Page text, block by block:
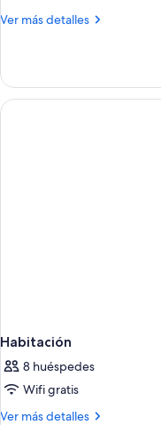
vistas
Ver más detalles
Más
Deluxe
doble,
balcón,
Habitación
8 huéspedes
Wifi gratis
Ver más detalles
Más